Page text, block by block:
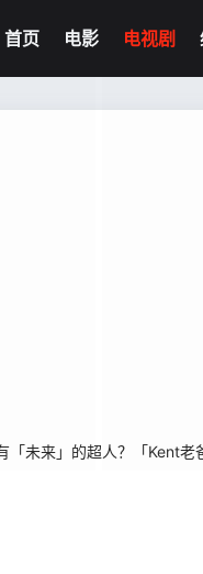
首页 电影 电视剧
未来」的超人？「Kent老